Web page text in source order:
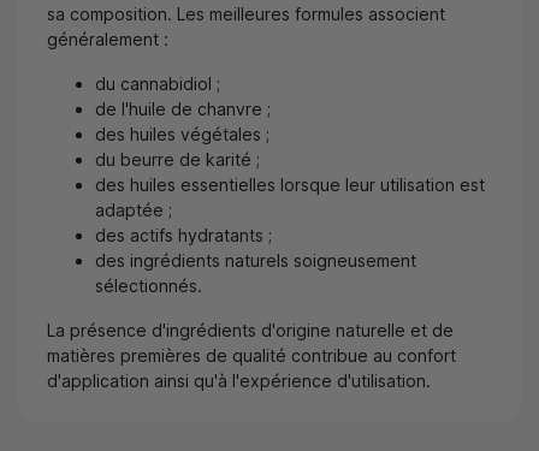
sa composition. Les meilleures formules associent
généralement :
du cannabidiol ;
de l'huile de chanvre ;
des huiles végétales ;
du beurre de karité ;
des huiles essentielles lorsque leur utilisation est
adaptée ;
des actifs hydratants ;
des ingrédients naturels soigneusement
sélectionnés.
La présence d'ingrédients d'origine naturelle et de
matières premières de qualité contribue au confort
d'application ainsi qu'à l'expérience d'utilisation.